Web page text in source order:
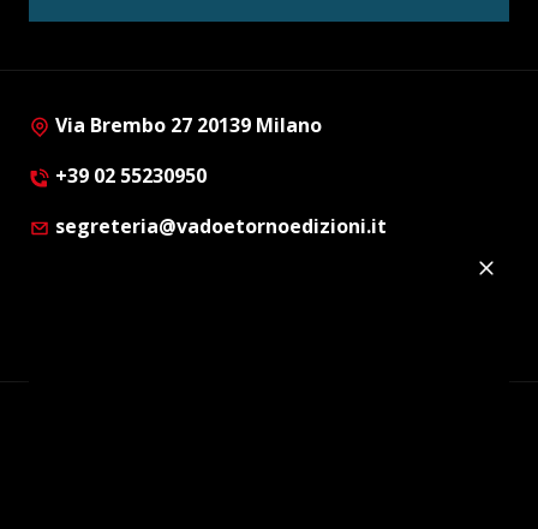
Via Brembo 27 20139 Milano
+39 02 55230950
segreteria@vadoetornoedizioni.it